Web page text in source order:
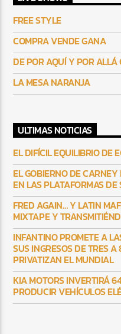
FREE STYLE
COMPRA VENDE GANA
DE POR AQUÍ Y POR ALLÁ
LA MESA NARANJA
ULTIMAS NOTICIAS
EL DIFÍCIL EQUILIBRIO DE
EL GOBIERNO DE
EN LAS PLATAFORMAS DE
FRED AGAIN… Y LATIN
MIXTAPE Y
INFANTINO PROMETE A
SUS INGRESOS DE TRES
PRIVATIZAN EL MUNDIAL
KIA MOTORS INVERTIRÁ
PRODUCIR VEHÍCULOS